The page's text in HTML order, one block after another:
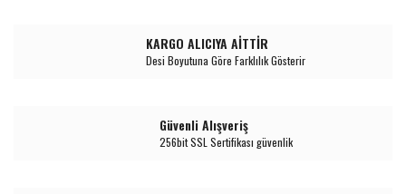
KARGO ALICIYA AİTTİR
Desi Boyutuna Göre Farklılık Gösterir
Güvenli Alışveriş
256bit SSL Sertifikası güvenlik